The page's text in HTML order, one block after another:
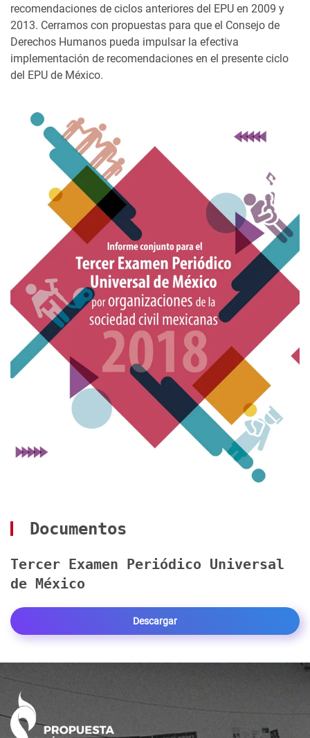
recomendaciones de ciclos anteriores del EPU en 2009 y
2013. Cerramos con propuestas para que el Consejo de
Derechos Humanos pueda impulsar la efectiva
implementación de recomendaciones en el presente ciclo
del EPU de México.
Documentos
Tercer Examen Periódico Universal
de México
Descargar